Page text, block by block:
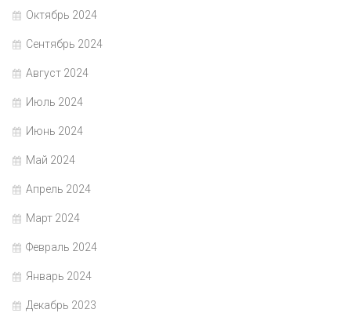
Октябрь 2024
Сентябрь 2024
Август 2024
Июль 2024
Июнь 2024
Май 2024
Апрель 2024
Март 2024
Февраль 2024
Январь 2024
Декабрь 2023